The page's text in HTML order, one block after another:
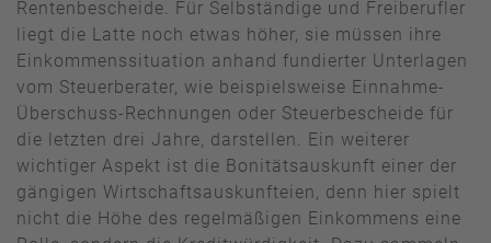
Rentenbescheide. Für Selbständige und Freiberufler
liegt die Latte noch etwas höher, sie müssen ihre
Einkommenssituation anhand fundierter Unterlagen
vom Steuerberater, wie beispielsweise Einnahme-
Überschuss-Rechnungen oder Steuerbescheide für
die letzten drei Jahre, darstellen. Ein weiterer
wichtiger Aspekt ist die Bonitätsauskunft einer der
gängigen Wirtschaftsauskunfteien, denn hier spielt
nicht die Höhe des regelmäßigen Einkommens eine